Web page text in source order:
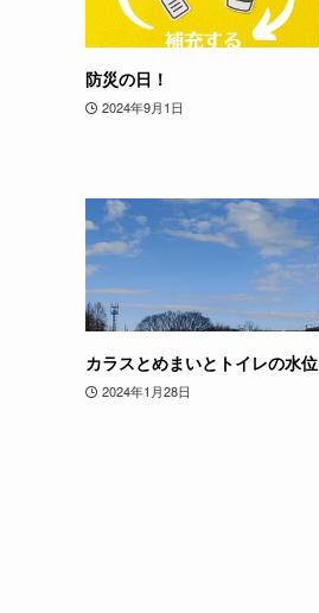
防災の日！
2024年9月1日
カラスとめまいとトイレの水位
2024年1月28日